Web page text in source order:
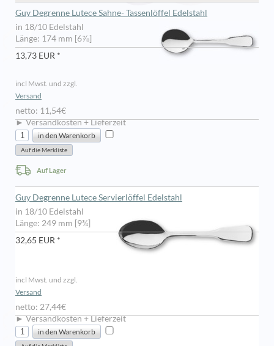
Guy Degrenne Lutece Sahne- Tassenlöffel Edelstahl
in 18/10 Edelstahl
Länge: 174 mm [6⅞]
13,73 EUR *
incl Mwst. und zzgl.
Versand
netto: 11,54€
► Versandkosten + Lieferzeit
Auf Lager
Guy Degrenne Lutece Servierlöffel Edelstahl
in 18/10 Edelstahl
Länge: 249 mm [9¾]
32,65 EUR *
incl Mwst. und zzgl.
Versand
netto: 27,44€
► Versandkosten + Lieferzeit